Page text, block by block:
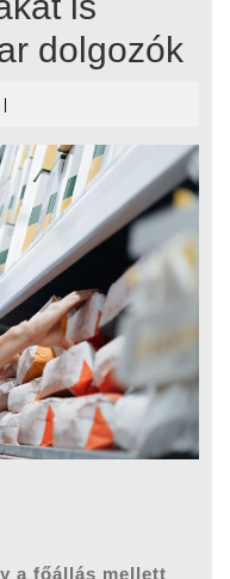
dolgozók
|
a főállás mellett